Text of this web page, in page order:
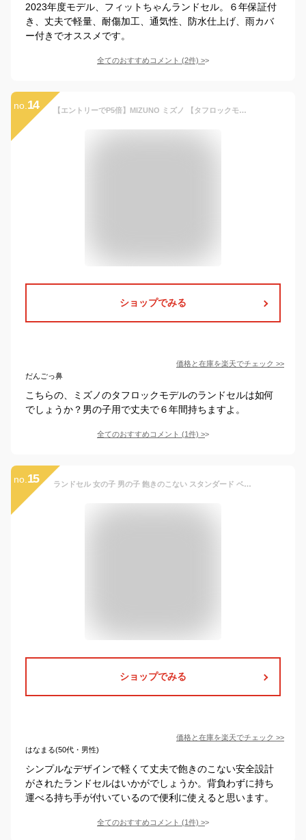
2023年度モデル、フィットちゃんランドセル。６年保証付
き、丈夫で軽量、耐傷加工、通気性、防水仕上げ、雨カバ
ー付きでオススメです。
全てのおすすめコメント (2件) >
no. 14 【エントリーでP5倍】MIZUNO ミズノ 【タフロックモデル】2021年度 送料無料 即納 ランドセル K3JR9011/A4フラットファイル対応/男の子/かっこいい/頑丈/男の子ランドセル/フィットちゃん/タフロック仕様/耐久タイプ
ショップでみる
価格と在庫を楽天でチェック >>
だんごっ鼻
こちらの、ミズノのタフロックモデルのランドセルは如何
でしょうか？男の子用で丈夫で６年間持ちますよ。
全てのおすすめコメント (1件) >
no. 15 ランドセル 女の子 男の子 飽きのこない スタンダード ベーシック 型 デザイン ラベンダー パープル 紫 サックス 水色 ブラック 黒 × レッド 赤 / ブルー 青 人気 ときめき クラシック 7年保証 持ち運びに便利な持ち手付き 安全設計
ショップでみる
価格と在庫を楽天でチェック >>
はなまる(50代・男性)
シンプルなデザインで軽くて丈夫で飽きのこない安全設計
がされたランドセルはいかがでしょうか。背負わずに持ち
運べる持ち手が付いているので便利に使えると思います。
全てのおすすめコメント (1件) >